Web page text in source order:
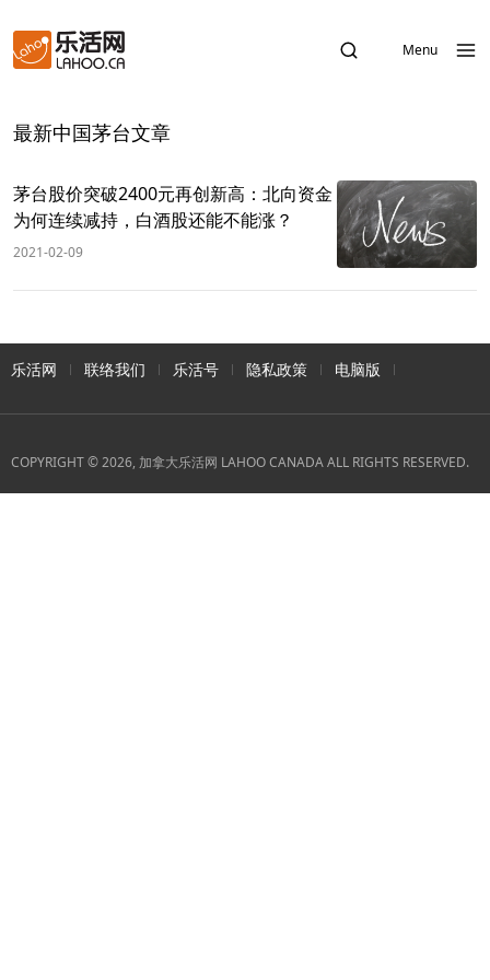
Menu
最新中国茅台文章
茅台股价突破2400元再创新高：北向资金
为何连续减持，白酒股还能不能涨？
2021-02-09
乐活网 联络我们 乐活号 隐私政策 电脑版
COPYRIGHT © 2026, 加拿大乐活网 LAHOO CANADA ALL RIGHTS RESERVED.